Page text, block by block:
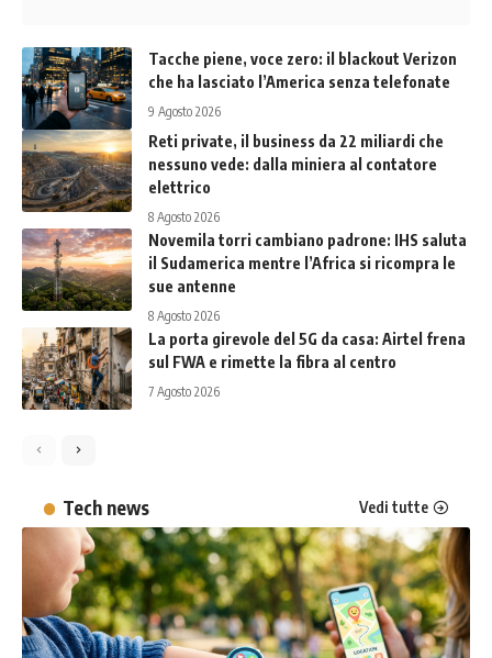
Tacche piene, voce zero: il blackout Verizon
che ha lasciato l’America senza telefonate
9 Agosto 2026
Reti private, il business da 22 miliardi che
nessuno vede: dalla miniera al contatore
elettrico
8 Agosto 2026
Novemila torri cambiano padrone: IHS saluta
il Sudamerica mentre l’Africa si ricompra le
sue antenne
8 Agosto 2026
La porta girevole del 5G da casa: Airtel frena
sul FWA e rimette la fibra al centro
7 Agosto 2026
Tech news Vedi tutte